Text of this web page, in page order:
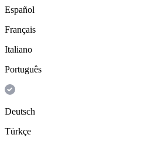
Español
Français
Italiano
Português
Deutsch
Türkçe